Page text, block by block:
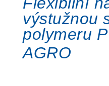
výstužnou
polymeru
AGRO